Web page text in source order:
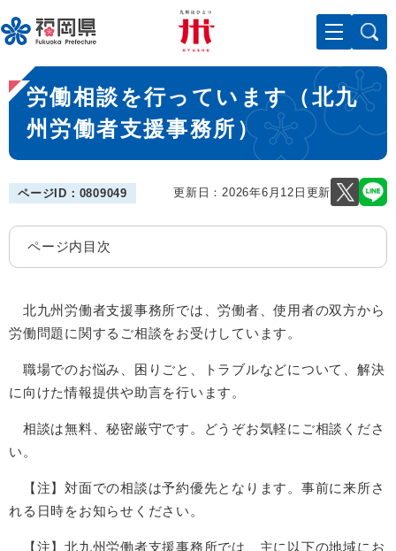
ー
ジ
先
頭
。
メニューを飛ばして本文へ
本
文
労働相談を行っています（北九
州労働者支援事務所）
ページID：0809049 更新日：2026年6月12日更新
ページ内目次
北九州労働者支援事務所では、労働者、使用者の双方から
労働問題に関するご相談をお受けしています。
職場でのお悩み、困りごと、トラブルなどについて、解決
に向けた情報提供や助言を行います。
相談は無料、秘密厳守です。どうぞお気軽にご相談くださ
い。
【注】対面での相談は予約優先となります。事前に来所さ
れる日時をお知らせください。
【注】北九州労働者支援事務所では、主に以下の地域にお